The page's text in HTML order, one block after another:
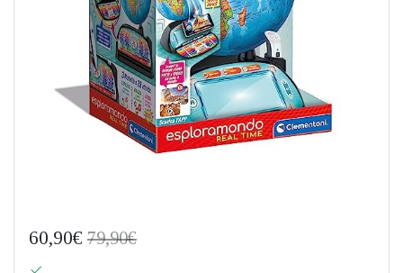
60,90€ 79,90€